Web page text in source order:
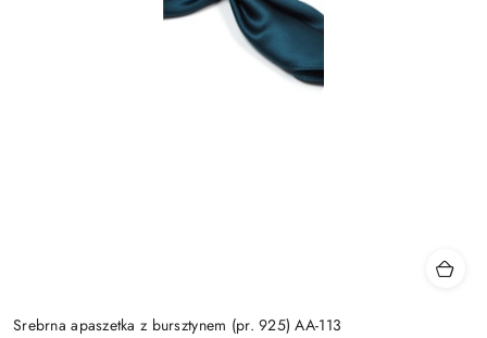
Srebrna apaszetka z bursztynem (pr. 925) AA-113